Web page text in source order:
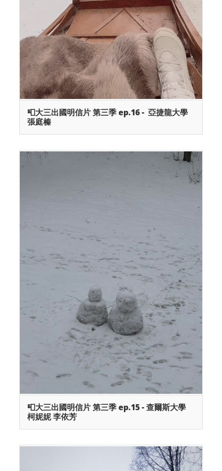
📮大三出國明信片 第三季 ep.16 - 亞捷龍大學
張庭榛
📮大三出國明信片 第三季 ep.15 - 查爾斯大學
柯妮妮 李依芳